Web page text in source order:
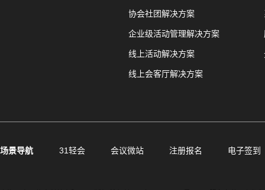
协会社团解决方案
企业级活动管理解决方案
线上活动解决方案
线上会客厅解决方案
场景导航 31轻会 会议微站 注册报名 电子签到